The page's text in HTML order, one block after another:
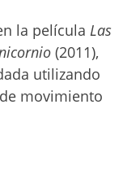
la película Las
(2011),
utilizando
movimiento